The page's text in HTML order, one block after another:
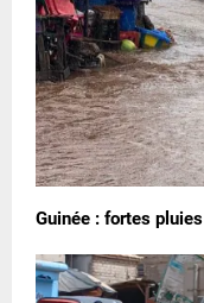
Guinée : fortes